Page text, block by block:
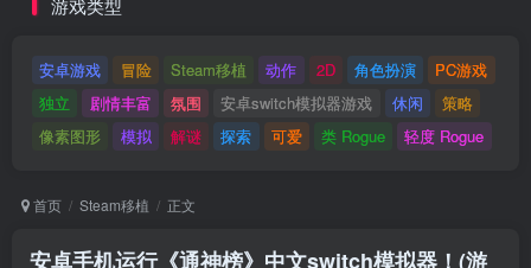
游戏类型
安卓游戏 冒险 Steam移植 动作 2D 角色扮演
PC游戏
独立
剧情丰富 氛围 安卓switch模拟器游戏 休闲
策略
像素图形
模拟 解谜 探索 可爱 类 Rogue 轻度 Rogue
首页 Steam移植 正文
安卓手机运行《通神榜》中文switch模拟器！(游